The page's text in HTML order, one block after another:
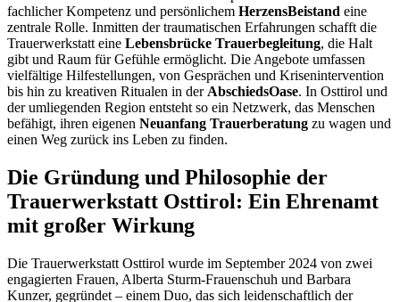
fachlicher Kompetenz und persönlichem HerzensBeistand eine
zentrale Rolle. Inmitten der traumatischen Erfahrungen schafft die
Trauerwerkstatt eine Lebensbrücke Trauerbegleitung, die Halt
gibt und Raum für Gefühle ermöglicht. Die Angebote umfassen
vielfältige Hilfestellungen, von Gesprächen und Krisenintervention
bis hin zu kreativen Ritualen in der AbschiedsOase. In Osttirol und
der umliegenden Region entsteht so ein Netzwerk, das Menschen
befähigt, ihren eigenen Neuanfang Trauerberatung zu wagen und
einen Weg zurück ins Leben zu finden.
Die Gründung und Philosophie der
Trauerwerkstatt Osttirol: Ein Ehrenamt
mit großer Wirkung
Die Trauerwerkstatt Osttirol wurde im September 2024 von zwei
engagierten Frauen, Alberta Sturm-Frauenschuh und Barbara
Kunzer, gegründet – einem Duo, das sich leidenschaftlich der